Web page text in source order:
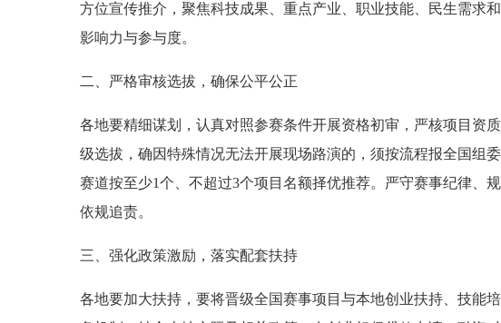
方位宣传推介，聚焦科技成果、重点产业、职业技能、民生需求
影响力与参与度。
二、严格审核选拔，确保公平公正
各地要精细谋划，认真对照参赛条件开展资格初审，严核项目资
级选拔，确因特殊情况无法开展现场路演的，须按流程报全国组
赛道按至少1个、不超过3个项目名额择优推荐。严守赛事纪律、
依规追责。
三、强化政策激励，落实配套扶持
各地要加大扶持，要将晋级全国赛事项目与本地创业扶持、技能